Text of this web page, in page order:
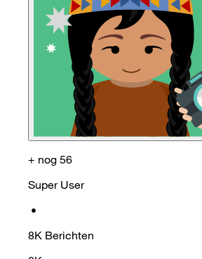
+ nog 56
Super User
•
8K Berichten